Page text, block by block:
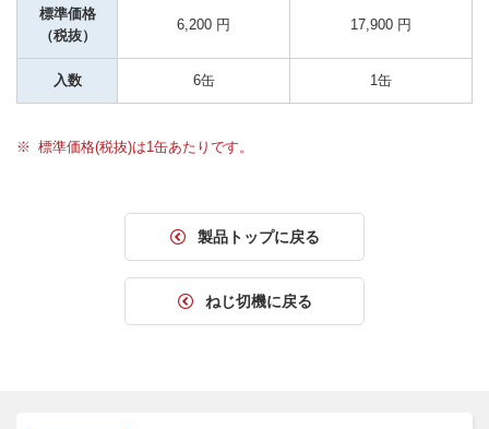
標準価格
（税抜）
6,200 円 17,900 円
入数 6缶 1缶
標準価格(税抜)は1缶あたりです。
製品トップに戻る
ねじ切機に戻る